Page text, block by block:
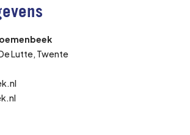
Lutte, Twente